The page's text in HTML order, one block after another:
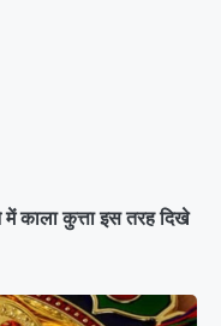
कुत्ता इस तरह दिखे